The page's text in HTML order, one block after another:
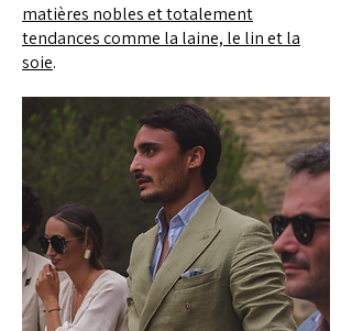
matières nobles et totalement
tendances comme la laine, le lin et la
soie.